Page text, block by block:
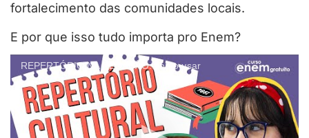
fortalecimento das comunidades locais.
E por que isso tudo importa pro Enem?
REPERTÓRIO NA REDAÇÃO: como usar